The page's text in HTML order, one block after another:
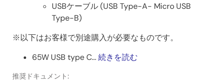
USBケーブル (USB Type-A- Micro USB
Type-B)
※以下はお客様で別途購入が必要なものです。
65W USB type C...続きを読む
推奨ドキュメント: